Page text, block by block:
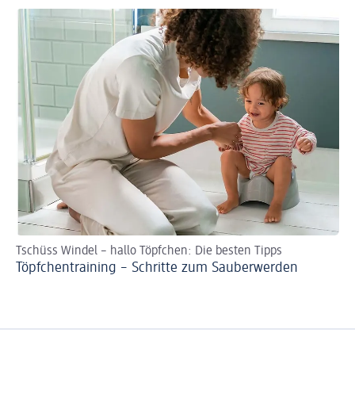
Tschüss Windel – hallo Töpfchen: Die besten Tipps
Töpfchentraining – Schritte zum Sauberwerden